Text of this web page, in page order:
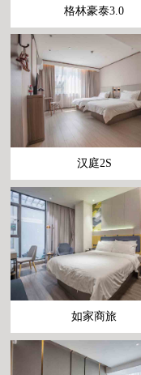
格林豪泰3.0
汉庭2S
如家商旅